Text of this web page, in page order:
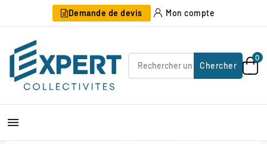
Demande de devis Mon compte
Chercher
0
